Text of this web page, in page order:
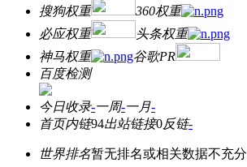
搜狗权重
360权重
必应权重
头条权重
神马权重
谷歌PR
百度检测
今日收录-一周-一月-
首页内链94出站链接0反链-
世界排名暂无排名或相关数据不充分